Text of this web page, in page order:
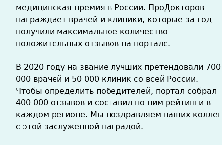
медицинская премия в России. ПроДокторов
награждает врачей и клиники, которые за год
получили максимальное количество
положительных отзывов на портале.
В 2020 году на звание лучших претендовали 700
000 врачей и 50 000 клиник со всей России.
Чтобы определить победителей, портал собрал
400 000 отзывов и составил по ним рейтинги в
каждом регионе. Мы поздравляем наших коллег
с этой заслуженной наградой.